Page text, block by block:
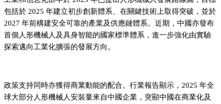
包括於 2025 年建立初步創新體系、在關鍵技術上取得突破，並於
2027 年前構建安全可靠的產業及供應鏈體系。近期，中國亦發布
首個人形機械人及具身智能的國家標準體系，進一步強化由實驗
探索邁向工業化擴張的發展方向。
政策支持同時亦獲得商業動能的配合。行業報告顯示，2025 年全
球大部分人形機械人安裝量來自中國企業，突顯中國在商業化及